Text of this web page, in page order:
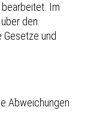
Im
den
und
Abweichungen